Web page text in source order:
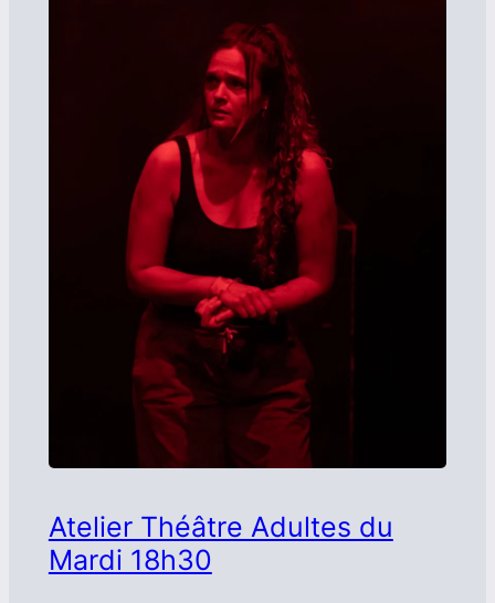
Atelier Théâtre Adultes du
Mardi 18h30